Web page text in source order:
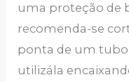
uma proteção de
recomenda-se
ponta de um
utilizála